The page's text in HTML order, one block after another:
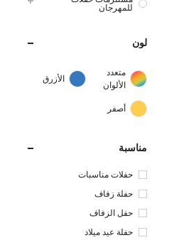
للمهرجان
لون
متعدد
الألوان
الأزرق
أصفر
مناسبة
حفلات مناسبات
حفلة زفاف
حفل الزفاف
حفلة عيد ميلاد